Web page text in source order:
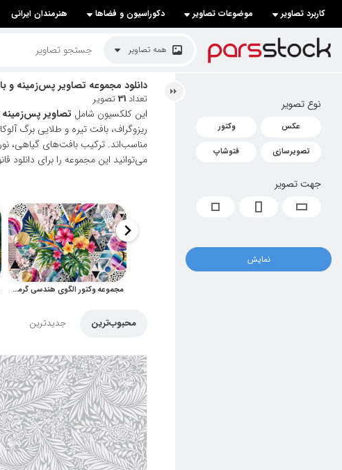
کاربرد تصاویر موضوعات تصاویر دکوراسیون و فضاها هنرمندان ایرانی
همه تصاویر
دانلود مجموعه تصاویر پس‌زمینه و
تعداد 31تصویر
این کلکسیون شامل تصاویر
ریزوگراف، بافت تیره و طلایی برگ
مناسب‌اند. ترکیب بافت‌های گیاهی،
می‌توانید این مجموعه را برای دانلود
مجموعه وکتور الگوی هندسی گرمسیری با برگ و بافت آبرنگی
محبوب‌ترین جدیدترین
نوع تصویر
عکس وکتور
تصویرسازی فتوشاپ
جهت تصویر
نمایش
لیست قیمت ها
موضوعات تصاویر
دکوراسیون و فضاها
هنرمندان ایرانی
کسب درآمد از فروش تصاویر
021 28428845
تماس با ما
بلاگ پارس استاک